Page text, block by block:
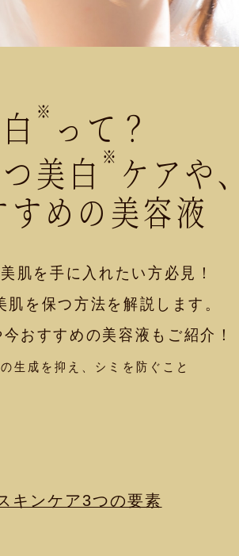
※ って？
美白 ※ ケアや
めの美容液
肌を手に入れたい方必見！
肌を保つ方法を解説します。
おすすめの美容液もご紹介！
生成を抑え、シミを防ぐこと
キンケア3つの要素